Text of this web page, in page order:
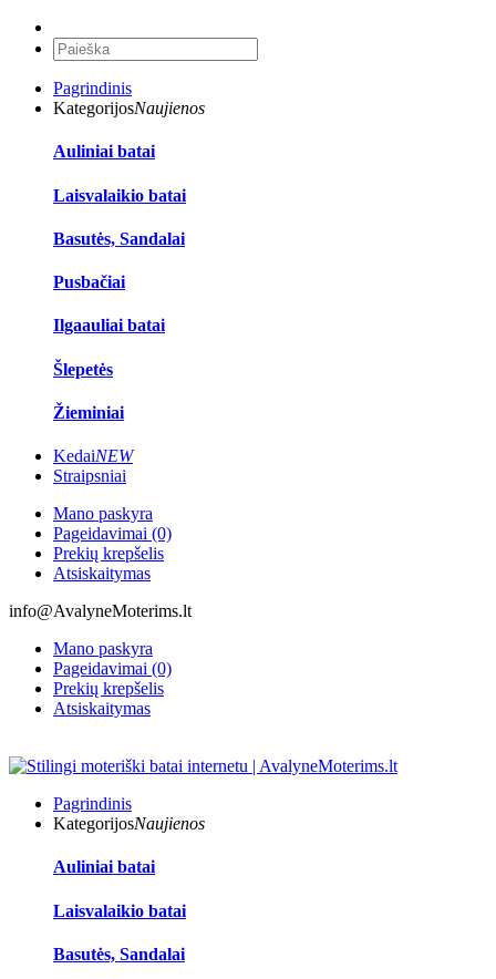
Pagrindinis
KategorijosNaujienos
Auliniai batai
Laisvalaikio batai
Basutės, Sandalai
Pusbačiai
Ilgaauliai batai
Šlepetės
Žieminiai
KedaiNEW
Straipsniai
Mano paskyra
Pageidavimai (0)
Prekių krepšelis
Atsiskaitymas
info@AvalyneMoterims.lt
Mano paskyra
Pageidavimai (0)
Prekių krepšelis
Atsiskaitymas
Pagrindinis
KategorijosNaujienos
Auliniai batai
Laisvalaikio batai
Basutės, Sandalai